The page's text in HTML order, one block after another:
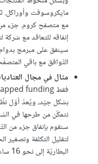
مايكروسوفت وأوراكل.
إنفاقه للتعاقد مع
سينفق على مبرمج
التّوافق مع باقي
مثال في مجال
بشكل جيّد، ويُعدّ أوّل
نتمكّن من طرحها في
لتقليل التكلفة
البطاريّة إلى نحو 16 ساعة عمل.”